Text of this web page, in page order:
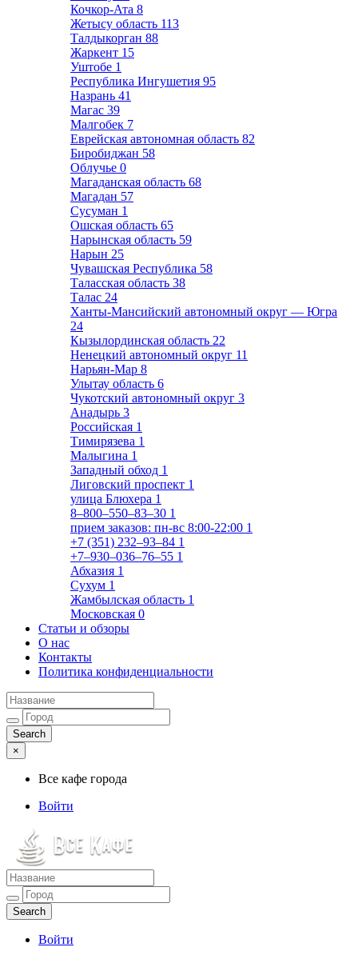
Кочкор-Ата 8
Жетысу область 113
Талдыкорган 88
Жаркент 15
Уштобе 1
Республика Ингушетия 95
Назрань 41
Магас 39
Малгобек 7
Еврейская автономная область 82
Биробиджан 58
Облучье 0
Магаданская область 68
Магадан 57
Сусуман 1
Ошская область 65
Нарынская область 59
Нарын 25
Чувашская Республика 58
Таласская область 38
Талас 24
Ханты-Мансийский автономный округ — Югра
24
Кызылординская область 22
Ненецкий автономный округ 11
Нарьян-Мар 8
Улытау область 6
Чукотский автономный округ 3
Анадырь 3
Российская 1
Тимирязева 1
Малыгина 1
Западный обход 1
Лиговский проспект 1
улица Блюхера 1
8‒800‒550‒83‒30 1
прием заказов: пн-вс 8:00-22:00 1
+7 (351) 232‒93‒84 1
+7‒930‒036‒76‒55 1
Абхазия 1
Сухум 1
Жамбылская область 1
Московская 0
Статьи и обзоры
О нас
Контакты
Политика конфиденциальности
×
Все кафе города
Войти
Все кафе города
Каталог хороших кафе
Войти